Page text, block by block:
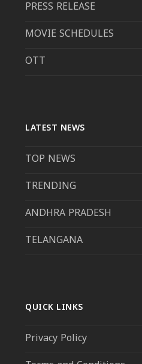
PRESS RELEASE
MOVIE SCHEDULES
OTT
LATEST NEWS
TOP NEWS
TRENDING
ANDHRA PRADESH
TELANGANA
QUICK LINKS
Privacy Policy